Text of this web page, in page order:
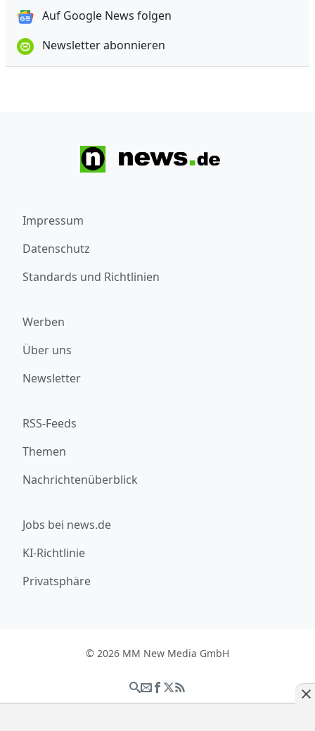
Auf Google News folgen
Newsletter abonnieren
Impressum
Datenschutz
Standards und Richtlinien
Werben
Über uns
Newsletter
RSS-Feeds
Themen
Nachrichtenüberblick
Jobs bei news.de
KI-Richtlinie
Privatsphäre
© 2026 MM New Media GmbH